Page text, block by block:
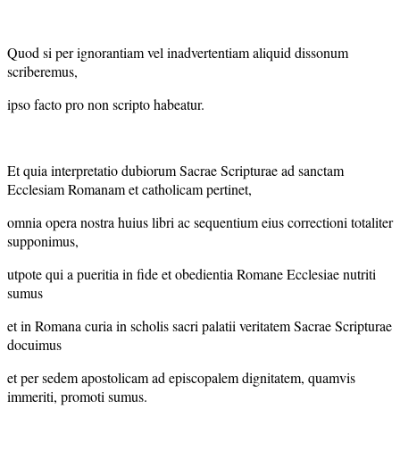
Quod si per ignorantiam vel inadvertentiam aliquid dissonum
scriberemus,
ipso facto pro non scripto habeatur.
Et quia interpretatio dubiorum Sacrae Scripturae ad sanctam
Ecclesiam Romanam et catholicam pertinet,
omnia opera nostra huius libri ac sequentium eius correctioni totaliter
supponimus,
utpote qui a pueritia in fide et obedientia Romane Ecclesiae nutriti
sumus
et in Romana curia in scholis sacri palatii veritatem Sacrae Scripturae
docuimus
et per sedem apostolicam ad episcopalem dignitatem, quamvis
immeriti, promoti sumus.